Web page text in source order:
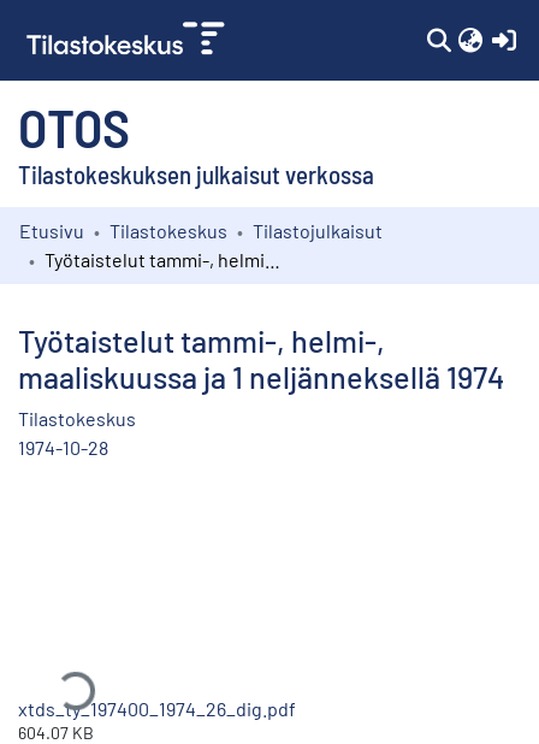
OTOS
Tilastokeskuksen julkaisut verkossa
Kokoelmat
Etusivu Tilastokeskus
Tilastojulkaisut
Työtaistelut tammi-, helmi-,
maaliskuussa ja 1 neljänneksellä 1974
Tilastokeskus
1974-10-28
Ladataan...
xtds_ty_197400_1974_26_dig.pdf
604.07 KB